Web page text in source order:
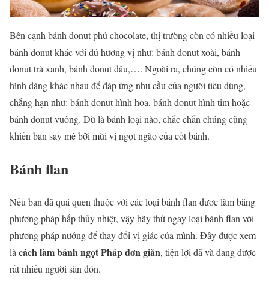
Bên cạnh bánh donut phủ chocolate, thị trường còn có nhiều loại
bánh donut khác với đủ hương vị như: bánh donut xoài, bánh
donut trà xanh, bánh donut dâu,…. Ngoài ra, chúng còn có nhiều
hình dáng khác nhau để đáp ứng nhu cầu của người tiêu dùng,
chẳng hạn như: bánh donut hình hoa, bánh donut hình tim hoặc
bánh donut vuông. Dù là bánh loại nào, chắc chắn chúng cũng
khiến bạn say mê bởi mùi vị ngọt ngào của cốt bánh.
Bánh flan
Nếu bạn đã quá quen thuộc với các loại bánh flan được làm bằng
phương pháp hấp thủy nhiệt, vậy hãy thử ngay loại bánh flan với
phương pháp nướng để thay đổi vị giác của mình. Đây được xem
là cách làm bánh ngọt Pháp đơn giản, tiện lợi đã và đang được
rất nhiều người săn đón.